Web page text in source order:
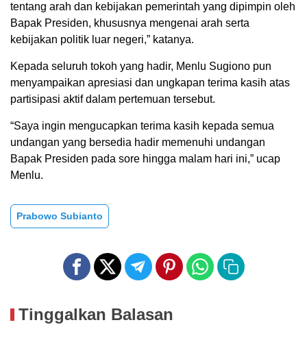
tentang arah dan kebijakan pemerintah yang dipimpin oleh
Bapak Presiden, khususnya mengenai arah serta
kebijakan politik luar negeri,” katanya.
Kepada seluruh tokoh yang hadir, Menlu Sugiono pun
menyampaikan apresiasi dan ungkapan terima kasih atas
partisipasi aktif dalam pertemuan tersebut.
“Saya ingin mengucapkan terima kasih kepada semua
undangan yang bersedia hadir memenuhi undangan
Bapak Presiden pada sore hingga malam hari ini,” ucap
Menlu.
Prabowo Subianto
Tinggalkan Balasan